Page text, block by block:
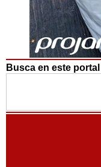
Busca en este portal